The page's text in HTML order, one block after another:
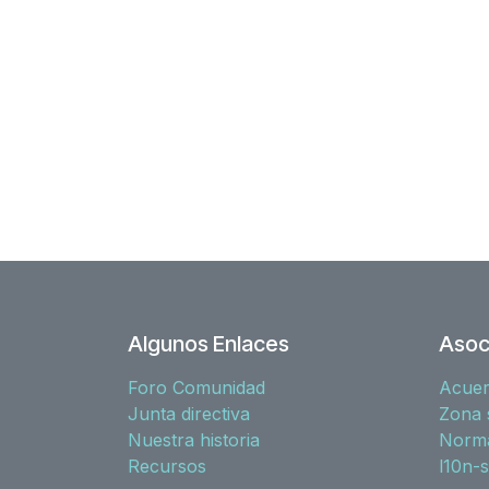
Algunos Enlaces
Foro Comunidad
Junta directiva
Nuestra historia
Recursos
Zona
l10n-